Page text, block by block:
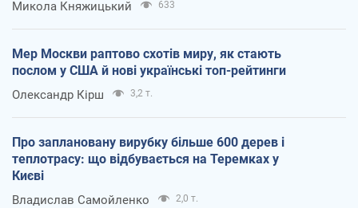
Микола Княжицький 633
Мер Москви раптово схотів миру, як стають
послом у США й нові українські топ-рейтинги
Олександр Кірш 3,2 т.
Про заплановану вирубку більше 600 дерев і
теплотрасу: що відбувається на Теремках у
Києві
Владислав Самойленко 2,0 т.